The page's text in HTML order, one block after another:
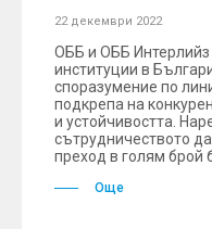
22 декември 2022
ОББ и ОББ
институции в
споразумение по
подкрепа на
и устойчивостта.
сътрудничеството
преход в голям брой
Още